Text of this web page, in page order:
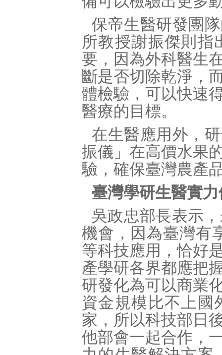
保帝生醫研發團
所教授謝振傑則指
要，因為外科醫生
斷是否切除乾淨，
體檢驗，可以快速
醫療的目標。
在生醫應用外，
振儀」在高價水果
驗，確保臺灣農產
臺灣學研生醫實
吳政忠部長表示
機會，因為臺灣有
等科技應用，恰好
產學研各界都應把
研發化為可以商業
資金規模比不上國
家，所以科技部日
他部會一起合作，